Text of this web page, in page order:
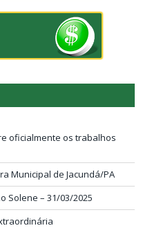
oficialmente os trabalhos
Municipal de Jacundá/PA
Solene – 31/03/2025